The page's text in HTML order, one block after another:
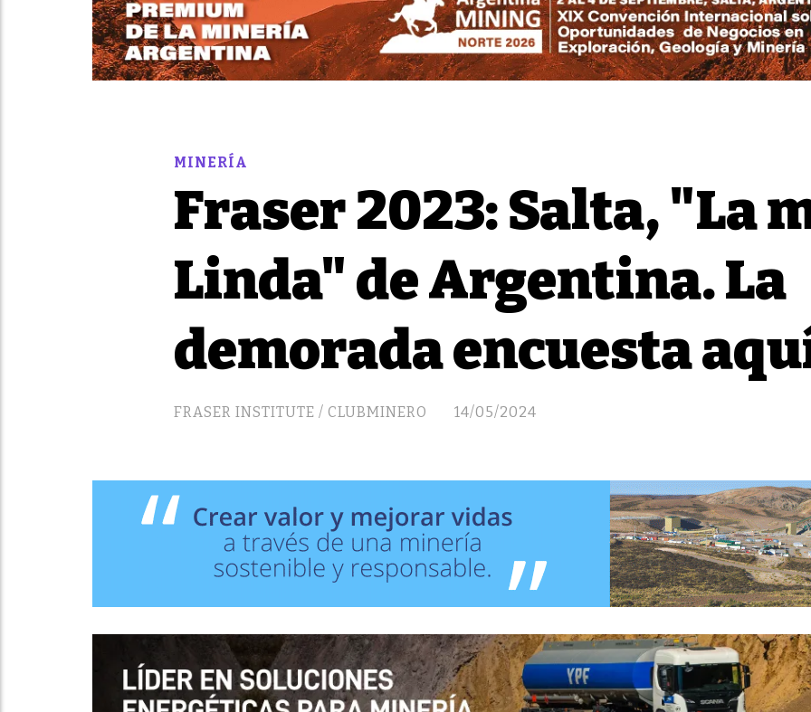
Fraser 2023: Salta, "La
Linda" de Argentina. La
demorada encuesta
MINERÍA
14/05/2024
FRASER INSTITUTE / CLUBMINERO